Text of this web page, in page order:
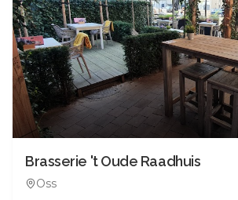
Brasserie 't Oude Raadhuis
Oss